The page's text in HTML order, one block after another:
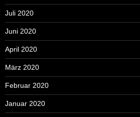
Juli 2020
Juni 2020
April 2020
März 2020
Februar 2020
Januar 2020